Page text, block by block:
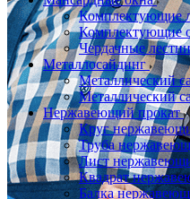
Комплектующие
Комплектующие
Чердачные
Металлосайдинг
Металлический
Металлический
Нержавеющий прокат
Круг
Труба
Лист
Квадрат
Балка